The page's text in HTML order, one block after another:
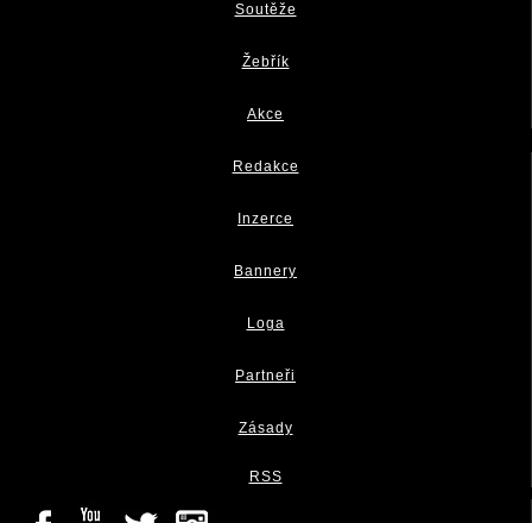
Soutěže
Žebřík
Akce
Redakce
Inzerce
Bannery
Loga
Partneři
Zásady
RSS